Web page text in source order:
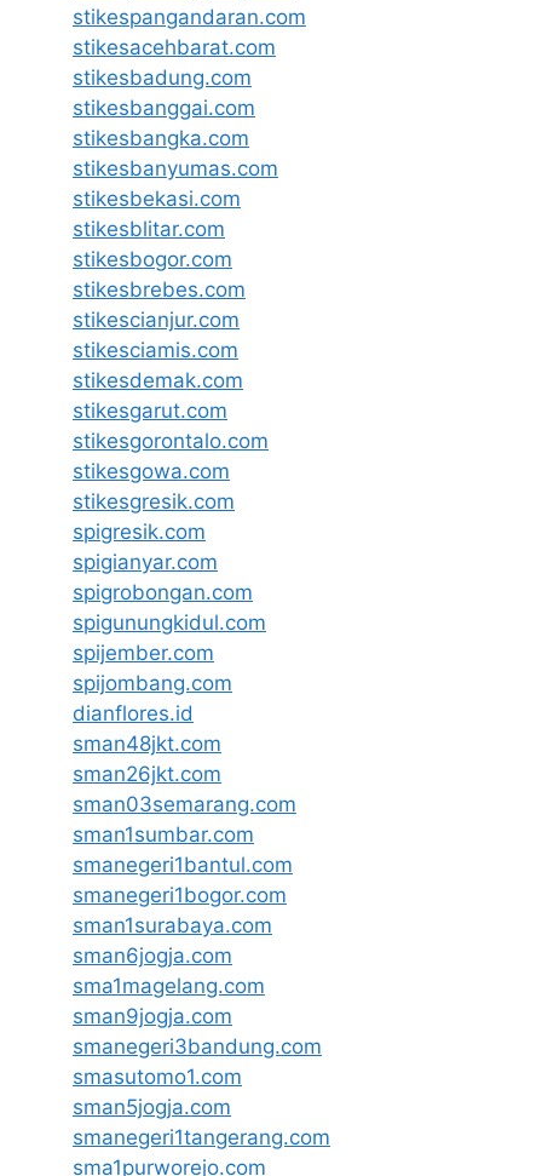
stikespangandaran.com
stikesacehbarat.com
stikesbadung.com
stikesbanggai.com
stikesbangka.com
stikesbanyumas.com
stikesbekasi.com
stikesblitar.com
stikesbogor.com
stikesbrebes.com
stikescianjur.com
stikesciamis.com
stikesdemak.com
stikesgarut.com
stikesgorontalo.com
stikesgowa.com
stikesgresik.com
spigresik.com
spigianyar.com
spigrobongan.com
spigunungkidul.com
spijember.com
spijombang.com
dianflores.id
sman48jkt.com
sman26jkt.com
sman03semarang.com
sman1sumbar.com
smanegeri1bantul.com
smanegeri1bogor.com
sman1surabaya.com
sman6jogja.com
sma1magelang.com
sman9jogja.com
smanegeri3bandung.com
smasutomo1.com
sman5jogja.com
smanegeri1tangerang.com
sma1purworejo.com